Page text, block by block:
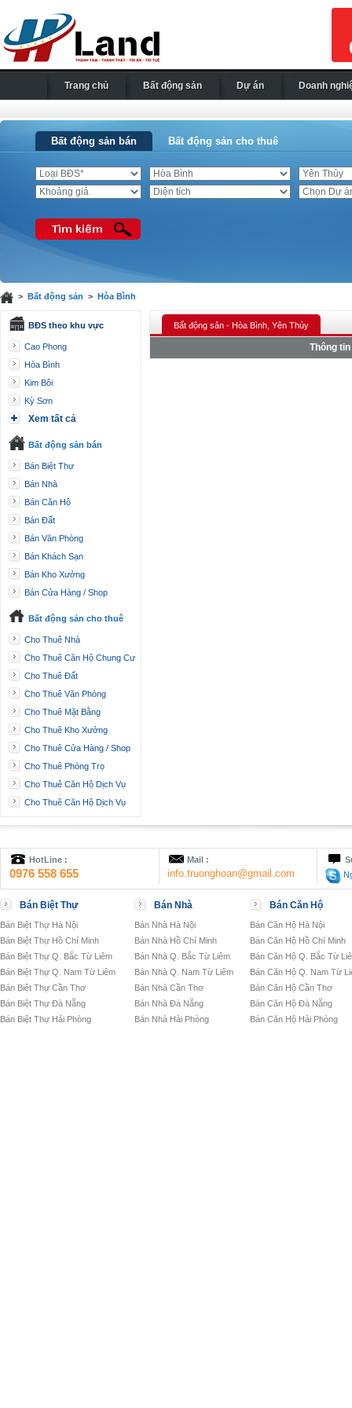
Trang chủ Bất động sản Dự án Doanh
Bất động sản bán Bất động sản cho thuê
> Bất động sản > Hòa Bình
BĐS theo khu vực
Cao Phong
Hòa Bình
Kim Bôi
Kỳ Sơn
Xem tất cả
Bất động sản bán
Bán Biệt Thự
Bán Nhà
Bán Căn Hộ
Bán Đất
Bán Văn Phòng
Bán Khách Sạn
Bán Kho Xưởng
Bán Cửa Hàng / Shop
Bất động sản cho thuê
Cho Thuê Nhà
Cho Thuê Căn Hộ Chung Cư
Cho Thuê Đất
Cho Thuê Văn Phòng
Cho Thuê Mặt Bằng
Cho Thuê Kho Xưởng
Cho Thuê Cửa Hàng / Shop
Cho Thuê Phòng Trọ
Cho Thuê Căn Hộ Dịch Vụ
Cho Thuê Căn Hộ Dịch Vụ
Bất động sản - Hòa Bình, Yên Thủy
Thông
HotLine :
0976 558 655
Mail :
info.truonghoan@gmail.com
Bán Biệt Thự
Bán Biệt Thự Hà Nội
Bán Biệt Thự Hồ Chí Minh
Bán Biệt Thự Q. Bắc Từ Liêm
Bán Biệt Thự Q. Nam Từ Liêm
Bán Biệt Thự Cần Thơ
Bán Biệt Thự Đà Nẵng
Bán Biệt Thự Hải Phòng
Bán Nhà
Bán Nhà Hà Nội
Bán Nhà Hồ Chí Minh
Bán Nhà Q. Bắc Từ Liêm
Bán Nhà Q. Nam Từ Liêm
Bán Nhà Cần Thơ
Bán Nhà Đà Nẵng
Bán Nhà Hải Phòng
Bán Căn Hộ
Bán Căn Hộ Hà Nội
Bán Căn Hộ Hồ Chí Minh
Bán Căn Hộ Q. Bắc Từ
Bán Căn Hộ Q. Nam Từ
Bán Căn Hộ Cần Thơ
Bán Căn Hộ Đà Nẵng
Bán Căn Hộ Hải Phòng